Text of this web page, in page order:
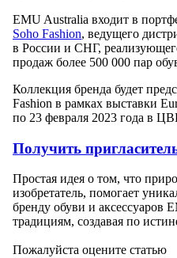
EMU Australia входит в
Soho Fashion, ведущего
в России и СНГ,
продаж более 500 000 пар
Коллекция бренда будет
Fashion в рамках выставки
по 23 февраля 2023 года в
Получить
Простая идея о том, что
изобретатель, помогает
бренду обуви и аксессуаров
традициям, создавая по
Пожалуйста оцените статью